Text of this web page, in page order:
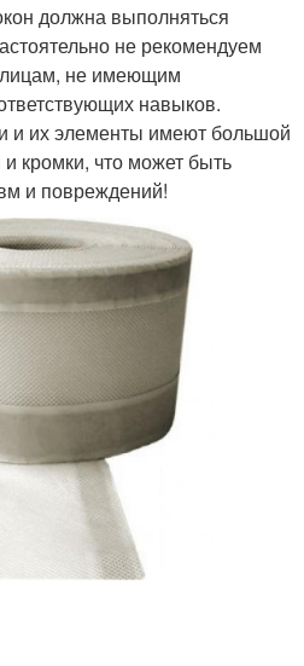
должна выполняться
не рекомендуем
лицам, не имеющим
навыков.
и их элементы имеют большой
кромки, что может быть
и повреждений!